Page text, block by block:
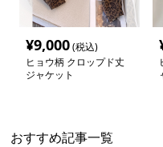
¥9,000(税込)
ヒョウ柄 クロップド丈
ジャケット
おすすめ記事一覧